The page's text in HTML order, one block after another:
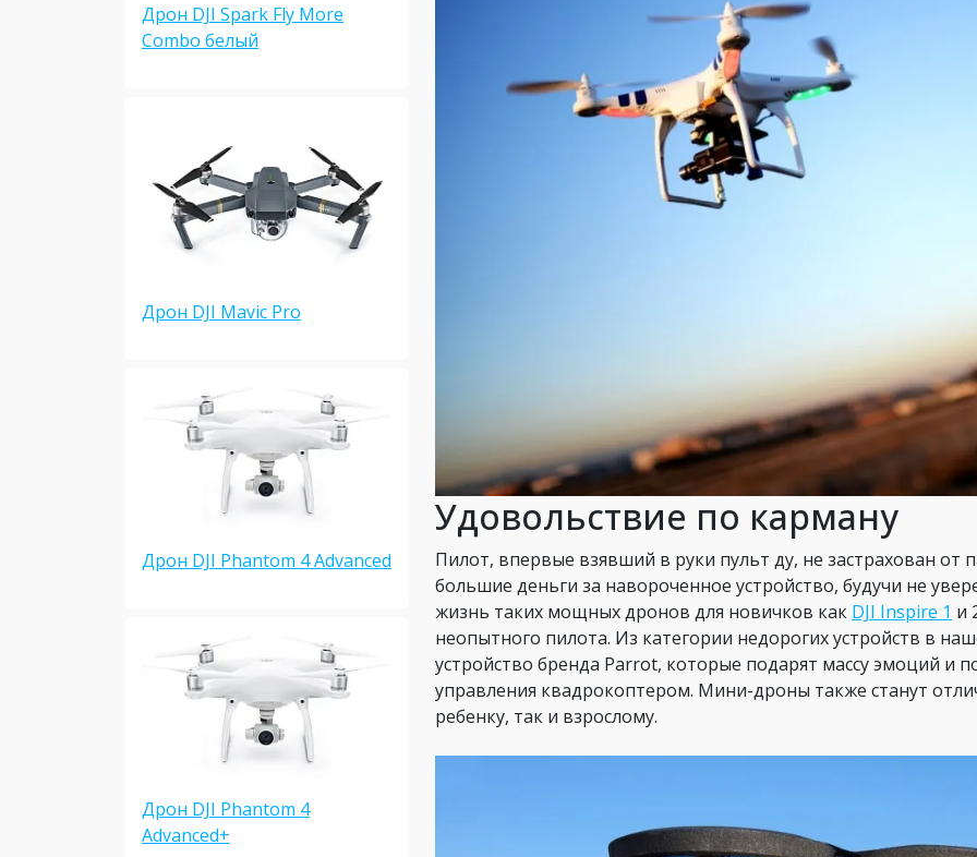
Дрон DJI Spark Fly More
Combo белый
Дрон DJI Mavic Pro
Дрон DJI Phantom 4 Advanced
Дрон DJI Phantom 4
Advanced+
Удовольствие по карману
Пилот, впервые взявший в руки пульт ду, не застрахован от
большие деньги за навороченное устройство, будучи не
жизнь таких мощных дронов для новичков как DJI Inspire 1 и
неопытного пилота. Из категории недорогих устройств в
устройство бренда Parrot, которые подарят массу эмоций и
управления квадрокоптером. Мини-дроны также станут
ребенку, так и взрослому.